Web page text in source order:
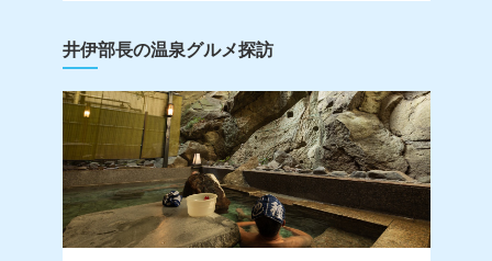
井伊部長の温泉グルメ探訪